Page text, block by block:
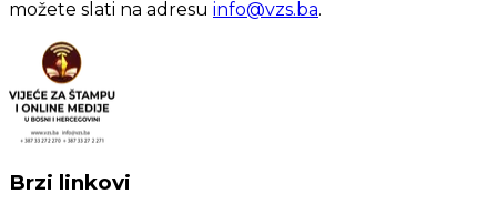
možete slati na adresu info@vzs.ba.
Brzi linkovi